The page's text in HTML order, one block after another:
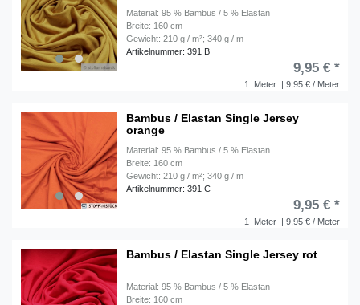
Material: 95 % Bambus / 5 % Elastan
Breite: 160 cm
Gewicht: 210 g / m²; 340 g / m
Artikelnummer: 391 B
1 Meter | 9,95 € / Meter
9,95 € *
Bambus / Elastan Single Jersey
orange
Material: 95 % Bambus / 5 % Elastan
Breite: 160 cm
Gewicht: 210 g / m²; 340 g / m
Artikelnummer: 391 C
1 Meter | 9,95 € / Meter
9,95 € *
Bambus / Elastan Single Jersey rot
Material: 95 % Bambus / 5 % Elastan
Breite: 160 cm